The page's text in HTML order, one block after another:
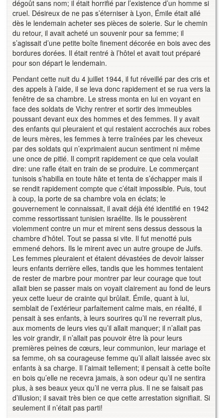
dégoût sans nom; il était horrifié par l’existence d’un homme si
cruel. Désireux de ne pas s’éterniser à Lyon, Émile était allé
dès le lendemain acheter ses pièces de soierie. Sur le chemin
du retour, il avait acheté un souvenir pour sa femme; il
s’agissait d’une petite boîte finement décorée en bois avec des
bordures dorées. Il était rentré à l’hôtel et avait tout préparé
pour son départ le lendemain.
Pendant cette nuit du 4 juillet 1944, il fut réveillé par des cris et
des appels à l’aide, il se leva donc rapidement et se rua vers la
fenêtre de sa chambre. Le stress monta en lui en voyant en
face des soldats de Vichy rentrer et sortir des immeubles
poussant devant eux des hommes et des femmes. Il y avait
des enfants qui pleuraient et qui restaient accrochés aux robes
de leurs mères, les femmes à terre traînées par les cheveux
par des soldats qui n’exprimaient aucun sentiment ni même
une once de pitié. Il comprit rapidement ce que cela voulait
dire: une rafle était en train de se produire. Le commerçant
tunisois s’habilla en toute hâte et tenta de s’échapper mais il
se rendit rapidement compte que c’était impossible. Puis, tout
à coup, la porte de sa chambre vola en éclats; le
gouvernement le connaissait, il avait déjà été identifié en 1942
comme ressortissant tunisien israélite. Ils le poussèrent
violemment contre un mur et mirent sens dessus dessous la
chambre d’hôtel. Tout se passa si vite. Il fut menotté puis
emmené dehors. Ils le mirent avec un autre groupe de Juifs.
Les femmes pleuraient et étaient dévastées de devoir laisser
leurs enfants derrière elles, tandis que les hommes tentaient
de rester de marbre pour montrer par leur courage que tout
allait bien se passer mais on voyait clairement au fond de leurs
yeux cette lueur de crainte qui brûlait. Émile, quant à lui,
semblait de l’extérieur parfaitement calme mais, en réalité, il
pensait à ses enfants, à leurs sourires qu’il ne reverrait plus,
aux moments de leurs vies qu’il allait manquer; il n’allait pas
les voir grandir, il n’allait pas pouvoir être là pour leurs
premières peines de cœurs, leur communion, leur mariage et
sa femme, oh sa courageuse femme qu’il allait laissée avec six
enfants à sa charge. Il l’aimait tellement; il pensait à cette boîte
en bois qu’elle ne recevra jamais, à son odeur qu’il ne sentira
plus, à ses beaux yeux qu’il ne verra plus. Il ne se faisait pas
d’illusion; il savait très bien ce que cette arrestation signifiait. Si
seulement il n’était pas parti!